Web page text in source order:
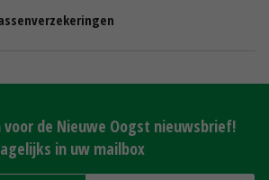
voor de Nieuwe Oogst nieuwsbrief!
in uw mailbox